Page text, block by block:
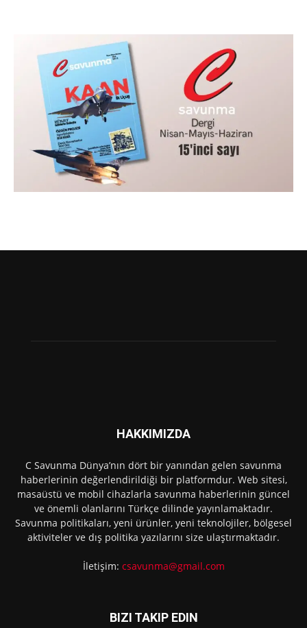
HAKKIMIZDA
C Savunma Dünya’nın dört bir yanından gelen savunma
haberlerinin değerlendirildiği bir platformdur. Web sitesi,
masaüstü ve mobil cihazlarla savunma haberlerinin güncel
ve önemli olanlarını Türkçe dilinde yayınlamaktadır.
Savunma politikaları, yeni ürünler, yeni teknolojiler, bölgesel
aktiviteler ve dış politika yazılarını size ulaştırmaktadır.
İletişim: csavunma@gmail.com
BIZI TAKIP EDIN